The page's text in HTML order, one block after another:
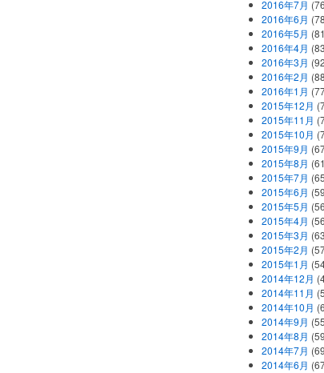
2016年7月
2016年6月
2016年5月
2016年4月
2016年3月
2016年2月
2016年1月
2015年12月
2015年11月
2015年10月
2015年9月
2015年8月
2015年7月
2015年6月
2015年5月
2015年4月
2015年3月
2015年2月
2015年1月
2014年12月
2014年11月
2014年10月
2014年9月
2014年8月
2014年7月
2014年6月